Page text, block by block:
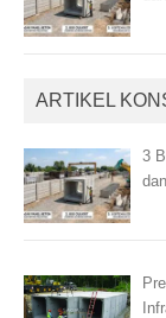
ARTIKEL
3